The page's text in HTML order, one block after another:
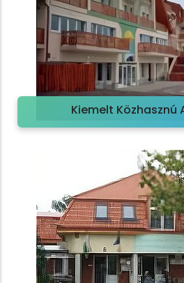
Kiemelt Közhasznú